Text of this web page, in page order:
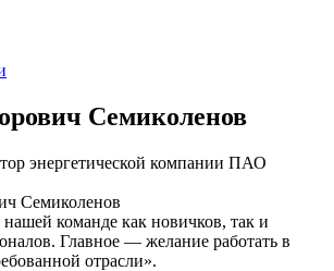
Семиколенов
энергетической компании ПАО
команде как новичков, так и
Главное — желание работать в
отрасли».